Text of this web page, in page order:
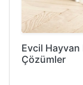
Evcil Hayvan
Çözümler